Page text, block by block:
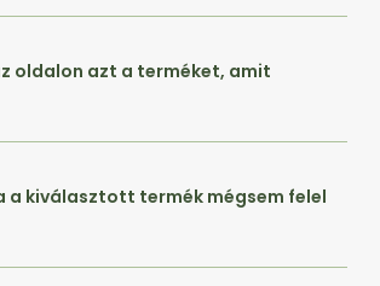
oldalon azt a terméket, amit
a kiválasztott termék mégsem felel